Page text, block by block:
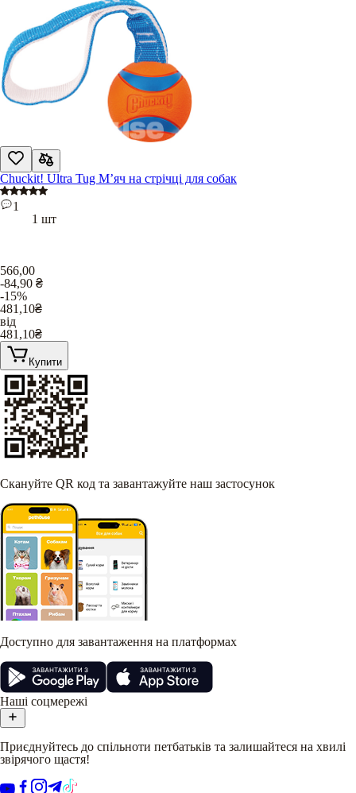
Chuckit! Ultra Tug М’яч на стрічці для собак
1
1 шт
566,00
-84,90 ₴
-15%
481,10₴
від
481,10₴
Купити
Скануйте QR код та завантажуйте наш застосунок
Доступно для завантаження на платформах
Наші соцмережі
Приєднуйтесь до спільноти петбатьків та залишайтеся на хвилі
звірячого щастя!